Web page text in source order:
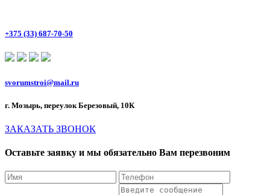
+375 (33) 687-70-50
svorumstroi@mail.ru
г. Мозырь, переулок Березовый, 10К
ЗАКАЗАТЬ ЗВОНОК
Оставьте заявку и мы обязательно Вам перезвоним